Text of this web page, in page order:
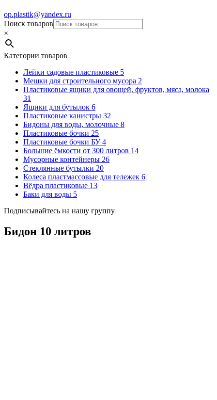
op.plastik@yandex.ru
Поиск товаров
×
Категории товаров
Лейки садовые пластиковые 5
Мешки для строительного мусора 2
Пластиковые ящики для овощей, фруктов, мяса, молока
31
Ящики для бутылок 6
Пластиковые канистры 32
Бидоны для воды, молочные 8
Пластиковые бочки 25
Пластиковые бочки БУ4
Большие ёмкости от 300 литров 14
Мусорные контейнеры 26
Стеклянные бутылки 20
Колеса пластмассовые для тележек 6
Вёдра пластиковые 13
Баки для воды 5
Подписывайтесь на нашу группу
Бидон 10 литров